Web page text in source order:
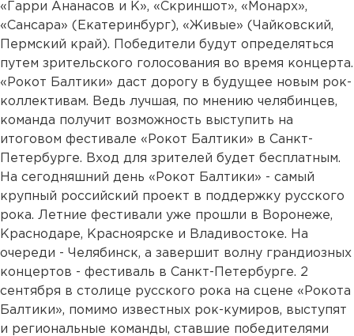
«Гарри Ананасов и К», «Скриншот», «Монарх»,
«Сансара» (Екатеринбург), «Живые» (Чайковский,
Пермский край). Победители будут определяться
путем зрительского голосования во время концерта.
«Рокот Балтики» даст дорогу в будущее новым рок-
коллективам. Ведь лучшая, по мнению челябинцев,
команда получит возможность выступить на
итоговом фестивале «Рокот Балтики» в Санкт-
Петербурге. Вход для зрителей будет бесплатным.
На сегодняшний день «Рокот Балтики» - самый
крупный российский проект в поддержку русского
рока. Летние фестивали уже прошли в Воронеже,
Краснодаре, Красноярске и Владивостоке. На
очереди - Челябинск, а завершит волну грандиозных
концертов - фестиваль в Санкт-Петербурге. 2
сентября в столице русского рока на сцене «Рокота
Балтики», помимо известных рок-кумиров, выступят
и региональные команды, ставшие победителями